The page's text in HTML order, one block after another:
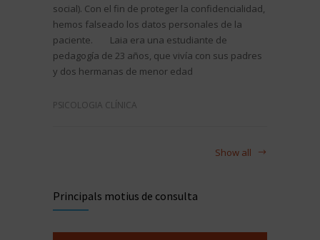
social). Con el fin de proteger la confidencialidad,
hemos falseado los datos personales de la
paciente. Laia era una estudiante de
pedagogía de 23 años, que vivía con sus padres
y dos hermanas de menor edad
PSICOLOGIA CLÍNICA
Show all
Principals motius de consulta